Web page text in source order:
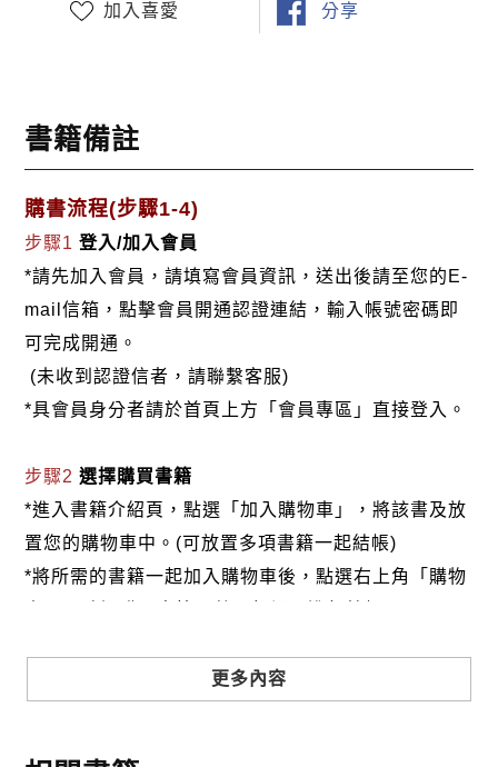
加入喜愛 分享
書籍備註
購書流程(步驟1-4)
步驟1登入/加入會員
*請先加入會員，請填寫會員資訊，送出後請至您的E-
mail信箱，點擊會員開通認證連結，輸入帳號密碼即
可完成開通。
(未收到認證信者，請聯繫客服)
*具會員身分者請於首頁上方「會員專區」直接登入。
步驟2選擇購買書籍
*進入書籍介紹頁，點選「加入購物車」，將該書及放
置您的購物車中。(可放置多項書籍一起結帳)
*將所需的書籍一起加入購物車後，點選右上角「購物
更多內容